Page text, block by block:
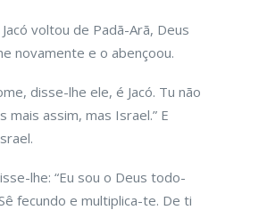
voltou de Padã-Arã, Deus
novamente e o abençoou.
disse-lhe ele, é Jacó. Tu não
mais assim, mas Israel.” E
lhe: “Eu sou o Deus todo-
fecundo e multiplica-te. De ti